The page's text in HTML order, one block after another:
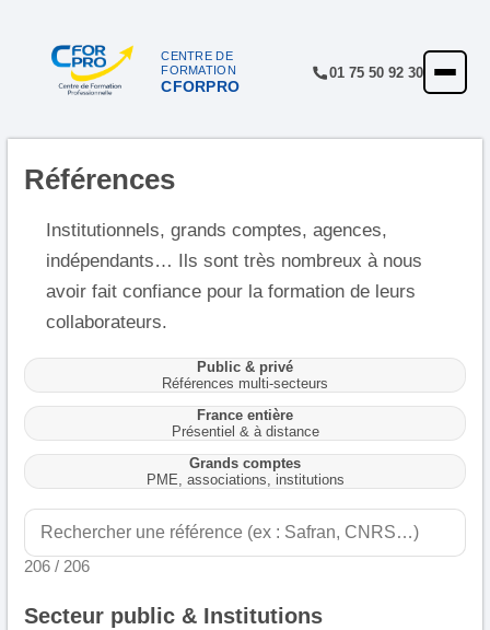
CENTRE DE
FORMATION
CFORPRO
01 75 50 92 30
ACCUEIL
QUALITÉ
INSCRIPTION
Références
Institutionnels, grands comptes, agences,
indépendants… Ils sont très nombreux à nous
avoir fait confiance pour la formation de leurs
collaborateurs.
Public & privé
Références multi-secteurs
France entière
Présentiel & à distance
Grands comptes
PME, associations, institutions
206 / 206
Secteur public & Institutions